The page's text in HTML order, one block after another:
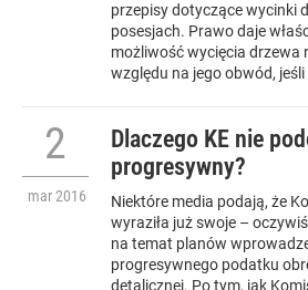
przepisy dotyczące wycinki
posesjach. Prawo daje
możliwość wycięcia drzewa
względu na jego obwód,
Dlaczego KE nie
progresywny?
2
mar2016
Niektóre media podają, że
wyraziła już swoje –
na temat planów
progresywnego podatku
detalicznej. Po tym, jak